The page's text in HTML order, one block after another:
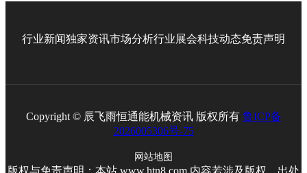
行业新闻独家资讯市场分析行业展会科技动态免责声明
Copyright © 辰飞雨恒通能机械资讯 版权所有 鲁ICP备
2026005306号-75
网站地图
版权与免责声明：本站 www.htn8.com 内容若涉及版权、出处